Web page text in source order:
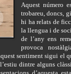
Aquest número
trobareu, doncs,
hi ha relats de
la llengua i de
de l’any ens
provoca
sentiment sigui el
l’estiu dintre alguns